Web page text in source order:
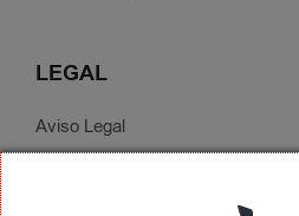
LEGAL
Aviso Legal
Condiciones de Contratación